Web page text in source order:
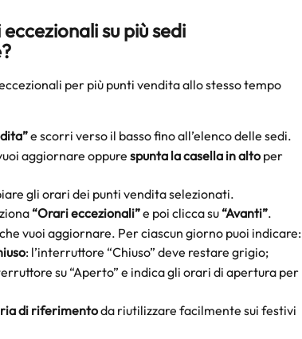
su più sedi
per più punti vendita allo stesso tempo
e scorri verso il basso fino all’elenco delle sedi.
aggiornare oppure spunta la casella in alto per
gli orari dei punti vendita selezionati.
“Orari eccezionali” e poi clicca su “Avanti”.
che vuoi aggiornare. Per ciascun giorno puoi indicare:
: l’interruttore “Chiuso” deve restare grigio;
su “Aperto” e indica gli orari di apertura per
di riferimento da riutilizzare facilmente sui festivi